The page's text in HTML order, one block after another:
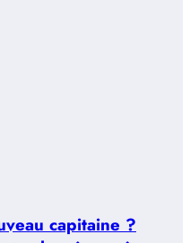
capitaine ?